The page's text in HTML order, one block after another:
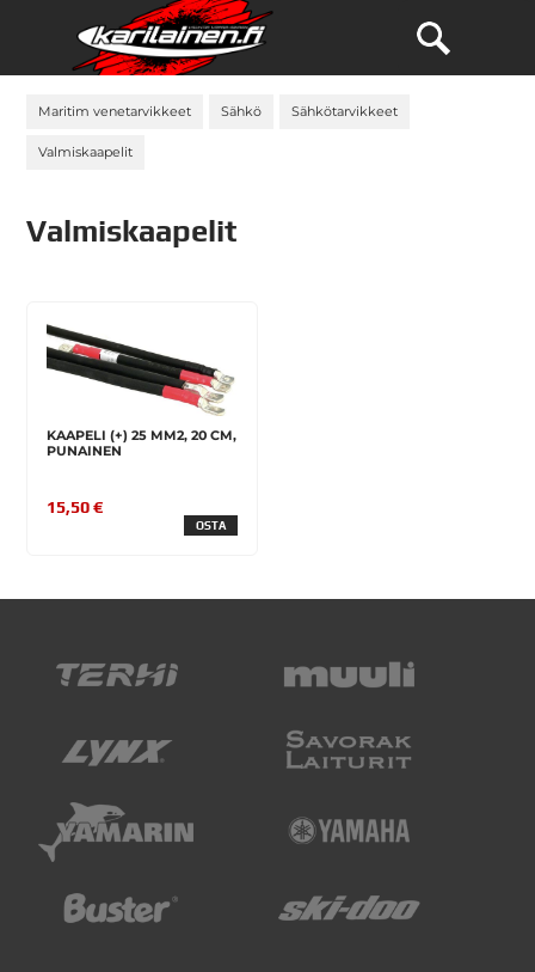
Maritim venetarvikkeet Sähkö Sähkötarvikkeet
Valmiskaapelit
Valmiskaapelit
KAAPELI (+) 25 MM2, 20 CM,
PUNAINEN
15,50 €
OSTA